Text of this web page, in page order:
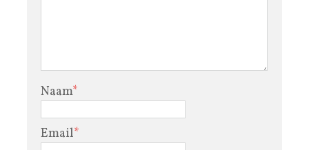
Naam*
Email*